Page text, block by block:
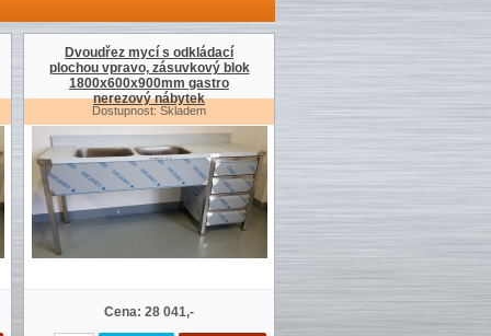
Dvoudřez mycí s odkládací
plochou vpravo, zásuvkový blok
1800x600x900mm gastro
nerezový nábytek
Dostupnost: Skladem
Cena: 28 041,-